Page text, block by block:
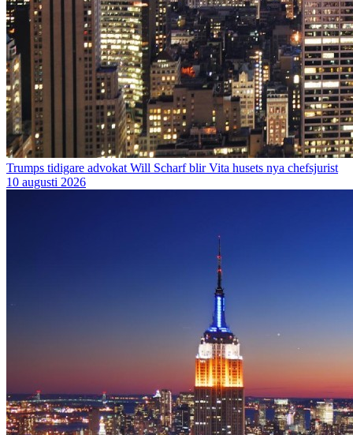
Trumps tidigare advokat Will Scharf blir Vita husets nya chefsjurist
10 augusti 2026